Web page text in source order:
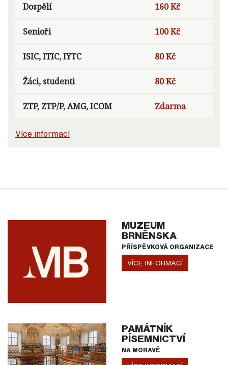
Dospělí 160 Kč
Senioři 100 Kč
ISIC, ITIC, IYTC 80 Kč
Žáci, studenti 80 Kč
ZTP, ZTP/P, AMG, ICOM Zdarma
Více informací
MUZEUM
BRNĚNSKA
PŘÍSPĚVKOVÁ ORGANIZACE
VÍCE INFORMACÍ
PAMÁTNÍK
PÍSEMNICTVÍ
NA MORAVĚ